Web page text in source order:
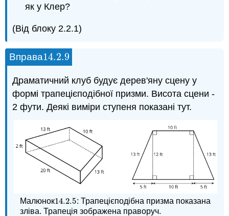
як у Клер?
(Від блоку 2.2.1)
Вправа14.2.9
14.2.9
Драматичний клуб будує дерев'яну сцену у
формі трапецієподібної призми. Висота сцени -
2 фути. Деякі виміри ступеня показані тут.
Малюнок14.2.5
14.2.5: Трапецієподібна призма показана
зліва. Трапеція зображена праворуч.